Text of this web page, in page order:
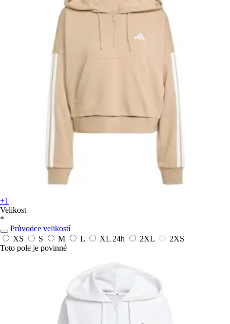
+1
Velikost
*
Průvodce velikostí
XS
S M L XL 24h 2XL
2XS
Toto pole je povinné